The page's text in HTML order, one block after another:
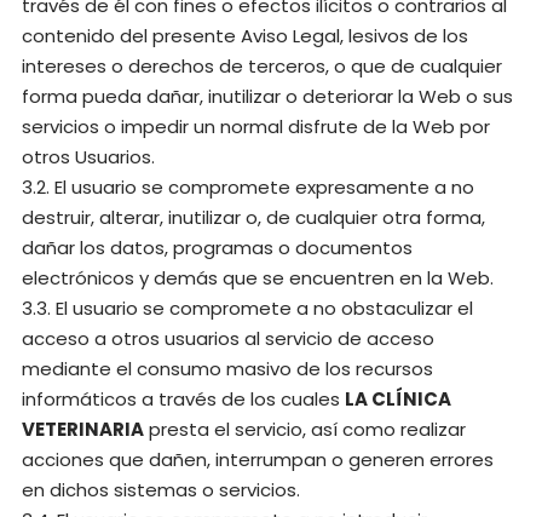
través de él con fines o efectos ilícitos o contrarios al
contenido del presente Aviso Legal, lesivos de los
intereses o derechos de terceros, o que de cualquier
forma pueda dañar, inutilizar o deteriorar la Web o sus
servicios o impedir un normal disfrute de la Web por
otros Usuarios.
3.2. El usuario se compromete expresamente a no
destruir, alterar, inutilizar o, de cualquier otra forma,
dañar los datos, programas o documentos
electrónicos y demás que se encuentren en la Web.
3.3. El usuario se compromete a no obstaculizar el
acceso a otros usuarios al servicio de acceso
mediante el consumo masivo de los recursos
informáticos a través de los cuales LA CLÍNICA
VETERINARIApresta el servicio, así como realizar
acciones que dañen, interrumpan o generen errores
en dichos sistemas o servicios.